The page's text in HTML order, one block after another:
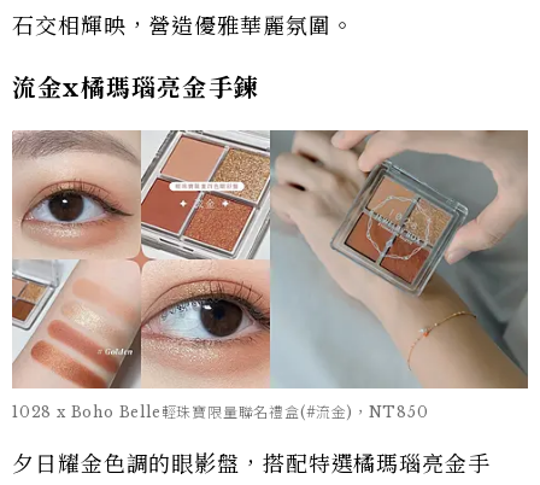
石交相輝映，營造優雅華麗氛圍。
流金x橘瑪瑙亮金手鍊
1028 x Boho Belle輕珠寶限量聯名禮盒(#流金)，NT850
夕日耀金色調的眼影盤，搭配特選橘瑪瑙亮金手